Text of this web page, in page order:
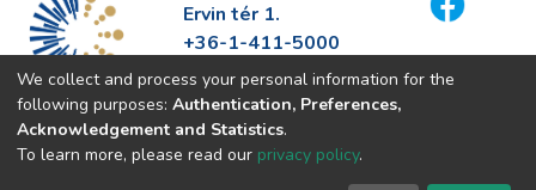
Ervin tér 1.
+36-1-411-5000
info@fszek.hu
https://fszek.hu
We collect and process your personal information for the
following purposes: Authentication, Preferences,
Acknowledgement and Statistics.
To learn more, please read our privacy policy.